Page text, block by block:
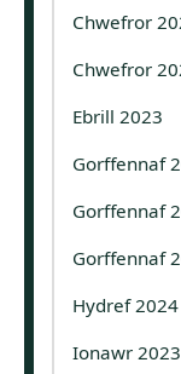
Chwefror
Chwefror
Ebrill 2023
Gorffennaf
Gorffennaf
Gorffennaf
Hydref 2024
Ionawr 2023